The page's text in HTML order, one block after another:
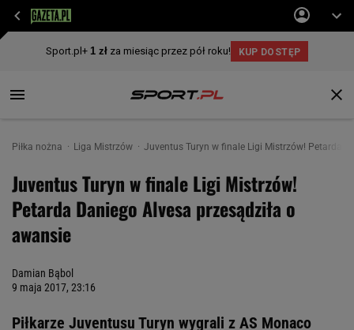
Piłka nożna Liga Mistrzów Juventus Turyn w finale Ligi Mistrzów! Petarda
Juventus Turyn w finale Ligi Mistrzów!
Petarda Daniego Alvesa przesądziła o
awansie
Damian Bąbol
9 maja 2017, 23:16
Piłkarze Juventusu Turyn wygrali z AS Monaco